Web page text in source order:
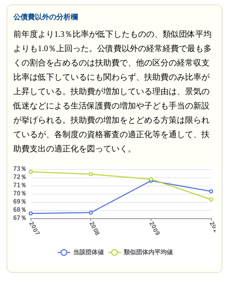
公債費以外の分析欄
前年度より1.3％比率が低下したものの、類似団体平均
よりも1.0％上回った。公債費以外の経常経費で最も多
くの割合を占めるのは扶助費で、他の区分の経常収支
比率は低下しているにも関わらず、扶助費のみ比率が
上昇している。扶助費が増加している理由は、景気の
低迷などによる生活保護費の増加や子ども手当の新設
が挙げられる。扶助費の増加をとどめる方策は限られ
ているが、各制度の資格審査の適正化等を通して、扶
助費支出の適正化を図っていく。